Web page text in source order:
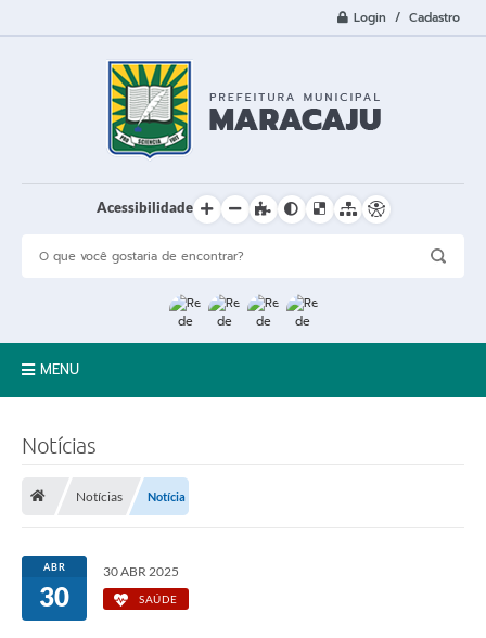
Login / Cadastro
Acessibilidade
MENU
LGPD
Licitações
Notícias
Notícias Notícia
ABR
30
30 ABR 2025
SAÚDE